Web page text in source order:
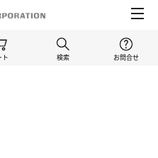
ト 検索 お問合せ